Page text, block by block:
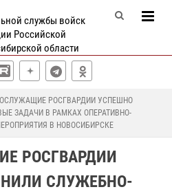
службы войск
Российской
области
РОСГВАРДИИ УСПЕШНО
ЗАДАЧИ В РАМКАХ ОПЕРАТИВНО-
В НОВОСИБИРСКЕ
РОСГВАРДИИ
СЛУЖЕБНО-